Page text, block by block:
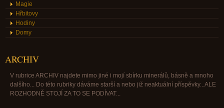
Magie
Hřbitovy
Hodiny
Domy
ARCHIV
V rubrice ARCHIV najdete mimo jiné i mojí sbírku minerálů, básně a mnoho
dalšího... Do této rubriky dáváme starší a nebo již neaktuální příspěvky...ALE
ROZHODNĚ STOJÍ ZA TO SE PODÍVAT...